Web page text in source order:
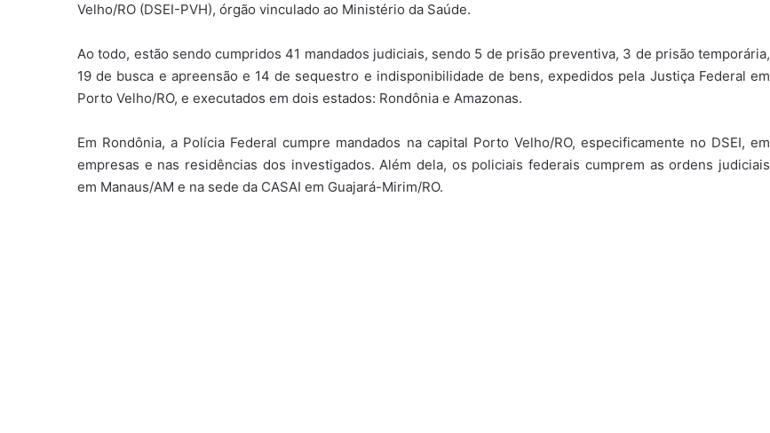
Velho/RO (DSEI-PVH), órgão vinculado ao Ministério da Saúde.
Ao todo, estão sendo cumpridos 41 mandados judiciais, sendo 5 de prisão preventiva, 3 de prisão temporária,
19 de busca e apreensão e 14 de sequestro e indisponibilidade de bens, expedidos pela Justiça Federal em
Porto Velho/RO, e executados em dois estados: Rondônia e Amazonas.
Em Rondônia, a Polícia Federal cumpre mandados na capital Porto Velho/RO, especificamente no DSEI, em
empresas e nas residências dos investigados. Além dela, os policiais federais cumprem as ordens judiciais
em Manaus/AM e na sede da CASAI em Guajará-Mirim/RO.